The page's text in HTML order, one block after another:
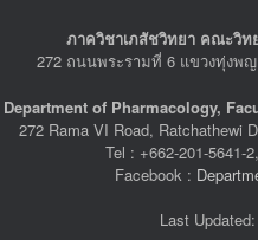
ภาควิชาเภสัชวิทยา คณะวิ
272 ถนนพระรามที่ 6 แขวงทุ่งพญ
Department of Pharmacology,
272 Rama VI Road, Ratchathewi
Tel : +662-201-5641-
Facebook :
Last